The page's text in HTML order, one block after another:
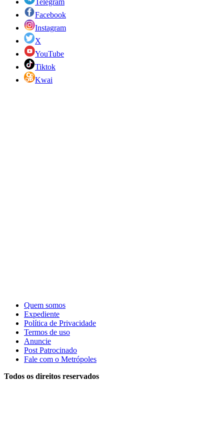
Telegram
Facebook
Instagram
X
YouTube
Tiktok
Kwai
Quem somos
Expediente
Política de Privacidade
Termos de uso
Anuncie
Post Patrocinado
Fale com o Metrópoles
Todos os direitos reservados